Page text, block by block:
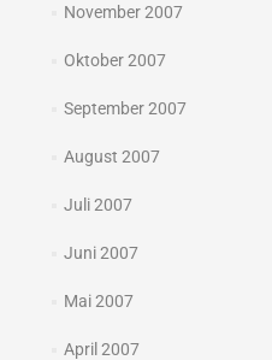
November 2007
Oktober 2007
September 2007
August 2007
Juli 2007
Juni 2007
Mai 2007
April 2007